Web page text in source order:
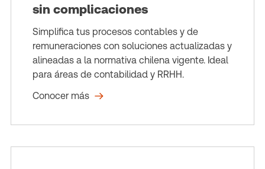
sin complicaciones
Simplifica tus procesos contables y de
remuneraciones con soluciones actualizadas y
alineadas a la normativa chilena vigente. Ideal
para áreas de contabilidad y RRHH.
Conocer más